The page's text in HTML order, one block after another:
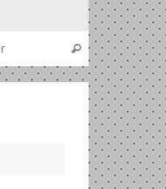
Recherche
Rechercher